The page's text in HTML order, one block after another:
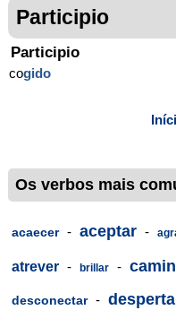
Participio
Participio
cogido
Os verbos mais
acaecer - aceptar -
atrever - brillar -
desconectar -